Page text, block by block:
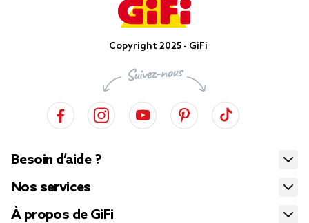
Copyright 2025 - GiFi
Besoin d’aide ?
Nos services
À propos de GiFi